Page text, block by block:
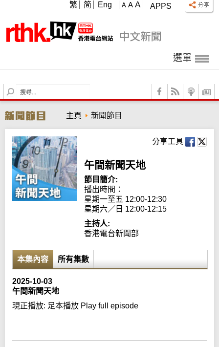
APPS
A A A
繁 简 Eng
選單
S
e
r
c
h
主頁 新聞節目
分享工具
午間新聞天地
節目簡介:
播出時間：
星期一至五 12:00-12:30
星期六／日 12:00-12:15
主持人:
香港電台新聞部
本集內容 所有集數
2025-10-03
午間新聞天地
現正播放: 足本播放 Play full episode